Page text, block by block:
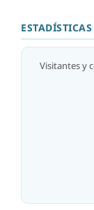
Visitantes y